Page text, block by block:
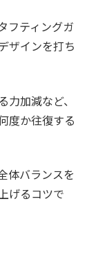
フティングガ
ザインを打ち
加減など、
度か往復する
体バランスを
げるコツで